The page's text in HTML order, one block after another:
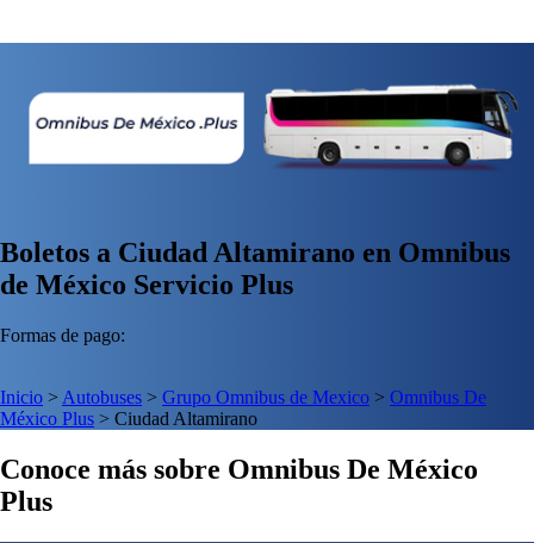
Boletos a Ciudad Altamirano en Omnibus
de México Servicio Plus
Formas de pago:
Inicio > Autobuses > Grupo Omnibus de Mexico > Omnibus De
México Plus > Ciudad Altamirano
Conoce más sobre Omnibus De México
Plus